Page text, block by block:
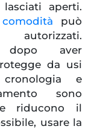
aperti.
può
dopo aver
da usi
e
sono
riducono il
usare la